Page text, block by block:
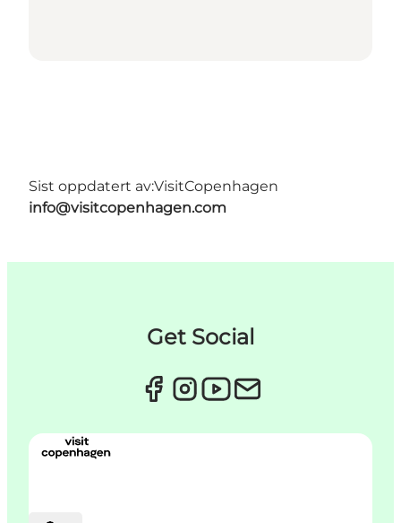
Sist oppdatert av:VisitCopenhagen
info@visitcopenhagen.com
Get Social